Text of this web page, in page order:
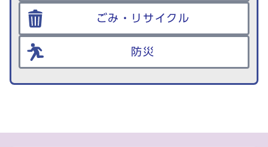
ごみ・リサイクル
防災